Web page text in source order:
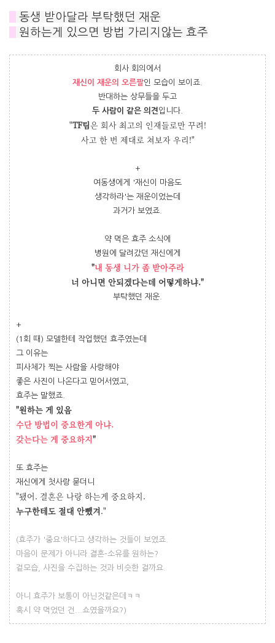
동생 받아달라 부탁했던 재운
원하는게 있으면 방법 가리지않는 효주
회사 회의에서
재신이 재운의 오른팔인 모습이 보이죠.
반대하는 상무들을 두고
두 사람이 같은 의견입니다.
"TF팀은 회사 최고의 인재들로만 꾸려!
사고 한 번 제대로 쳐보자 우리!"
+
여동생에게 '재신이 마음도
생각하라'는 재운이었는데
과거가 보였죠.
약 먹은 효주 소식에
병원에 달려갔던 재신에게
"내 동생 니가 좀 받아주라
너 아니면 안되겠다는데 어떻게하냐."
부탁했던 재운.
+
(1회 때) 모델한테 작업했던 효주였는데
그 이유는
피사체가 찍는 사람을 사랑해야
좋은 사진이 나온다고 믿어서였고,
효주는 말했죠.
"원하는 게 있음
수단 방법이 중요한게 아냐.
갖는다는 게 중요하지"
또 효주는
재신에게 첫사랑 묻더니
"됐어. 결혼은 나랑 하는게 중요하지.
누구한테도 절대 안뺐겨."
(효주가 '중요'하다고 생각하는 것들이 보였죠.
마음이 문제가 아니라 결혼-소유를 원하는?
겉모습, 사진을 수집하는 것과 비슷한 걸까요.
아니 효주가 보통이 아닌것같은데ㅋㅋ
혹시 약 먹었던 건...쇼였을까요?)